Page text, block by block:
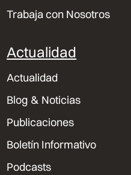
Trabaja con Nosotros
Actualidad
Actualidad
Blog & Noticias
Publicaciones
Boletín Informativo
Podcasts